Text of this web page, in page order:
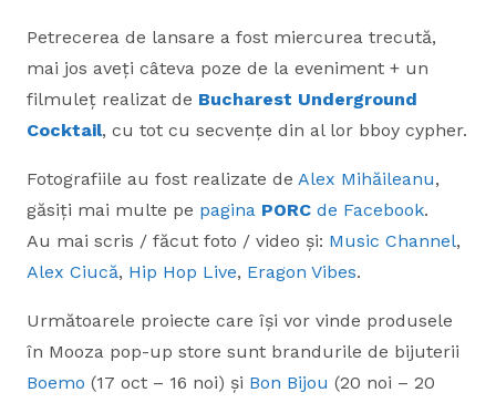
Petrecerea de lansare a fost miercurea trecută,
mai jos aveți câteva poze de la eveniment + un
filmuleț realizat de Bucharest Underground
Cocktail, cu tot cu secvențe din al lor bboy cypher.
Fotografiile au fost realizate de Alex Mihăileanu,
găsiți mai multe pe pagina PORC de Facebook.
Au mai scris / făcut foto / video și: Music Channel,
Alex Ciucă, Hip Hop Live, Eragon Vibes.
Următoarele proiecte care își vor vinde produsele
în Mooza pop-up store sunt brandurile de bijuterii
Boemo (17 oct – 16 noi) și Bon Bijou (20 noi – 20